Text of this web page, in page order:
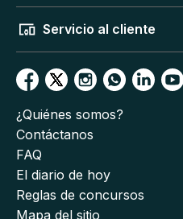
Servicio al cliente
¿Quiénes somos?
Contáctanos
FAQ
El diario de hoy
Reglas de concursos
Mapa del sitio